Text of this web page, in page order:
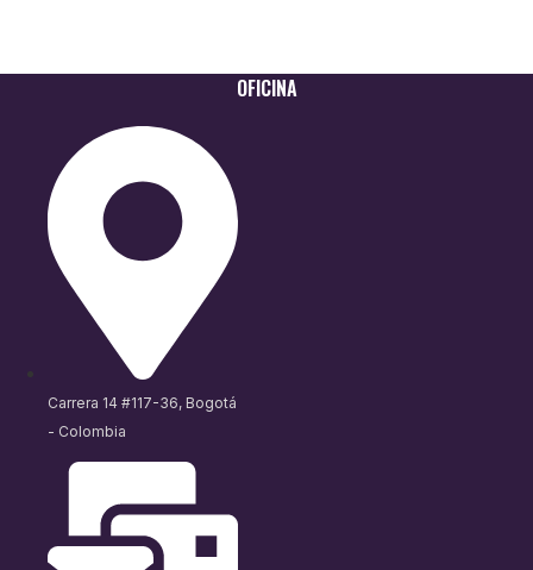
OFICINA
Carrera 14 #117-36, Bogotá
- Colombia